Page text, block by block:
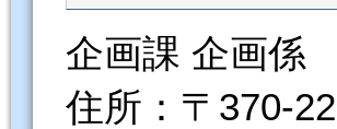
企画課 企画係
住所：〒370-